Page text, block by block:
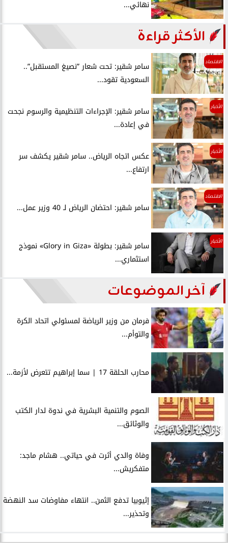
نهائي...
الأكثر قراءة
الاقتصاد
سامر شقير: تحت شعار ”نصيغ المستقبل”..
السعودية تقود...
الأخبار
سامر شقير: الإجراءات التنظيمية والرسوم نجحت
في إعادة...
الأخبار
عكس اتجاه الرياض.. سامر شقير يكشف سر
ارتفاع...
الاقتصاد
سامر شقير: احتضان الرياض لـ 40 وزير عمل...
الأخبار
سامر شقير: بطولة «Glory in Giza» نموذج
استثماري...
آخر الموضوعات
فرمان من وزير الرياضة لمسئولي اتحاد الكرة
والتوأم...
محارب الحلقة 17 | سما إبراهيم تتعرض لأزمة...
الصوم والتنمية البشرية في ندوة لدار الكتب
والوثائق...
وفاة والدي أثرت في حياتي.. هشام ماجد:
متفكريش...
إثيوبيا تدفع الثمن.. انتهاء مفاوضات سد النهضة
وتحذير...